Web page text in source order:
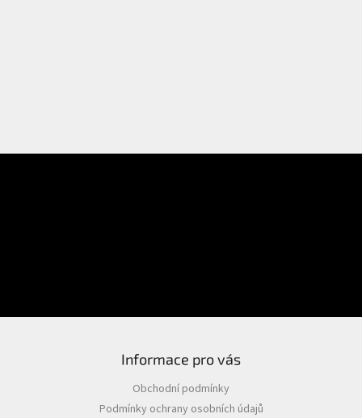
Informace pro vás
Obchodní podmínky
Podmínky ochrany osobních údajů